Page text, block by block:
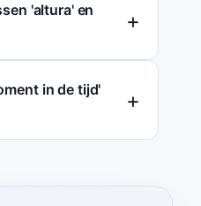
'altura' en
in de tijd'